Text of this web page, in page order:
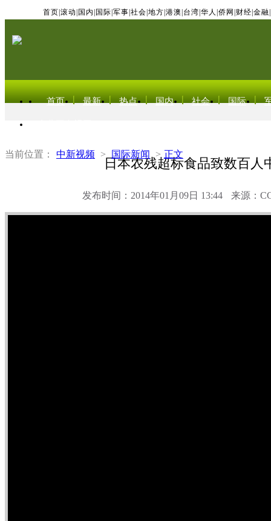
首页 滚动 国内 国际 军事 社会 地方 港澳 台湾 华人 侨网 财经 金融
首页 最新 热点 国内 社会 国际
当前位置： 中新视频 > 国际新闻 > 正文
日本农残超标食品致数百人
发布时间：2014年01月09日 13:44 来源：